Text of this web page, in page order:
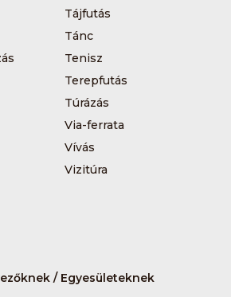
Tájfutás
Tánc
Tenisz
Terepfutás
Túrázás
Via-ferrata
Vívás
Vizitúra
/ Egyesületeknek